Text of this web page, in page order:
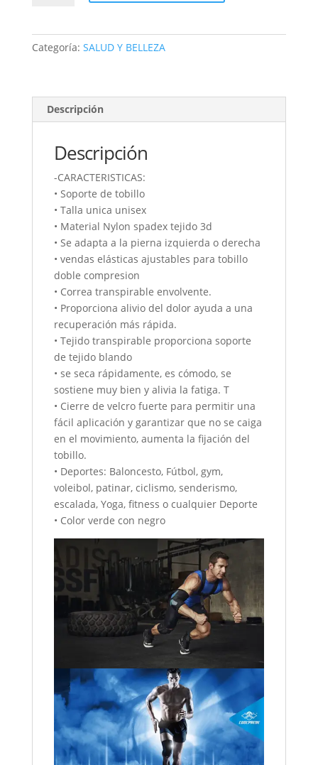
cantidad
Categoría: SALUD Y BELLEZA
Descripción
Descripción
-CARACTERISTICAS:
• Soporte de tobillo
• Talla unica unisex
• Material Nylon spadex tejido 3d
• Se adapta a la pierna izquierda o derecha
• vendas elásticas ajustables para tobillo
doble compresion
• Correa transpirable envolvente.
• Proporciona alivio del dolor ayuda a una
recuperación más rápida.
• Tejido transpirable proporciona soporte
de tejido blando
• se seca rápidamente, es cómodo, se
sostiene muy bien y alivia la fatiga. T
• Cierre de velcro fuerte para permitir una
fácil aplicación y garantizar que no se caiga
en el movimiento, aumenta la fijación del
tobillo.
• Deportes: Baloncesto, Fútbol, gym,
voleibol, patinar, ciclismo, senderismo,
escalada, Yoga, fitness o cualquier Deporte
• Color verde con negro